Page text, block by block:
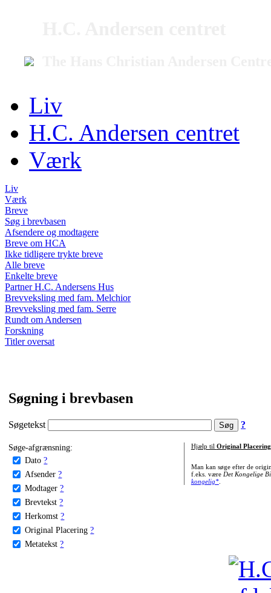
Liv
H.C. Andersen centret
Værk
Liv
Værk
Breve
Søg i brevbasen
Afsendere og modtagere
Breve om HCA
Ikke tidligere trykte breve
Alle breve
Enkelte breve
Partner H.C. Andersens Hus
Brevveksling med fam. Melchior
Brevveksling med fam. Serre
Rundt om Andersen
Forskning
Titler oversat
Søgning i brevbasen
Søgetekst ?
Søge-afgrænsning:
Dato ?
Afsender ?
Modtager ?
Brevtekst ?
Herkomst ?
Original Placering ?
Metatekst ?
Hjælp til Original Placering
Man kan søge efter de
f.eks. være Det Kongelige
kongelig*.